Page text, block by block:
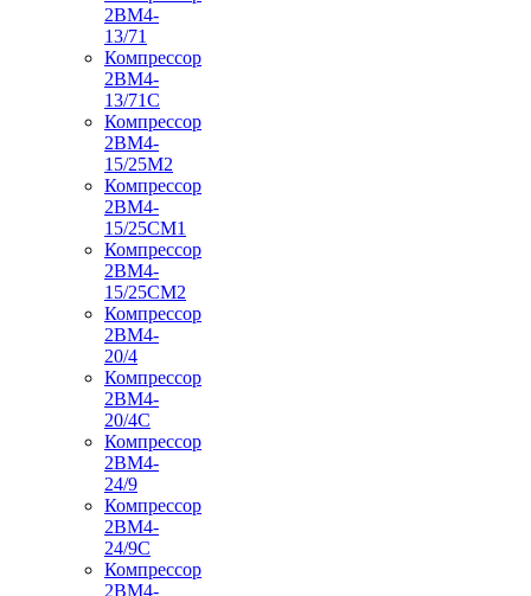
2ВМ4-
13/71
Компрессор
2ВМ4-
13/71С
Компрессор
2ВМ4-
15/25М2
Компрессор
2ВМ4-
15/25СМ1
Компрессор
2ВМ4-
15/25СМ2
Компрессор
2ВМ4-
20/4
Компрессор
2ВМ4-
20/4С
Компрессор
2ВМ4-
24/9
Компрессор
2ВМ4-
24/9С
Компрессор
2ВМ4-